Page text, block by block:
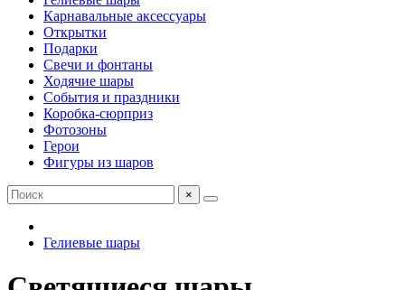
Карнавальные аксессуары
Открытки
Подарки
Свечи и фонтаны
Ходячие шары
События и праздники
Коробка-сюрприз
Фотозоны
Герои
Фигуры из шаров
×
Гелиевые шары